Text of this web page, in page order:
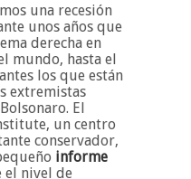
una recesión
unos años que
derecha en
mundo, hasta el
los que están
extremistas
El
un centro
conservador,
informe
el nivel de